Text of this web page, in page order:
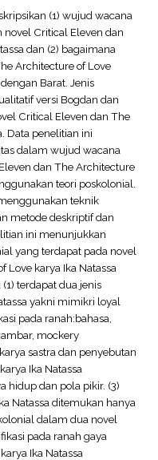
(1) wujud wacana
novel Critical Eleven dan
dan (2) bagaimana
Architecture of Love
Barat. Jenis
versi Bogdan dan
Critical Eleven dan The
Data penelitian ini
dalam wujud wacana
dan The Architecture
teori poskolonial.
teknik
metode deskriptif dan
ini menunjukkan
yang terdapat pada novel
Love karya Ika Natassa
terdapat dua jenis
yakni mimikri loyal
pada ranah:bahasa,
mockery
sastra dan penyebutan
Ika Natassa
hidup dan pola pikir. (3)
Natassa ditemukan hanya
dalam dua novel
pada ranah gaya
Ika Natassa